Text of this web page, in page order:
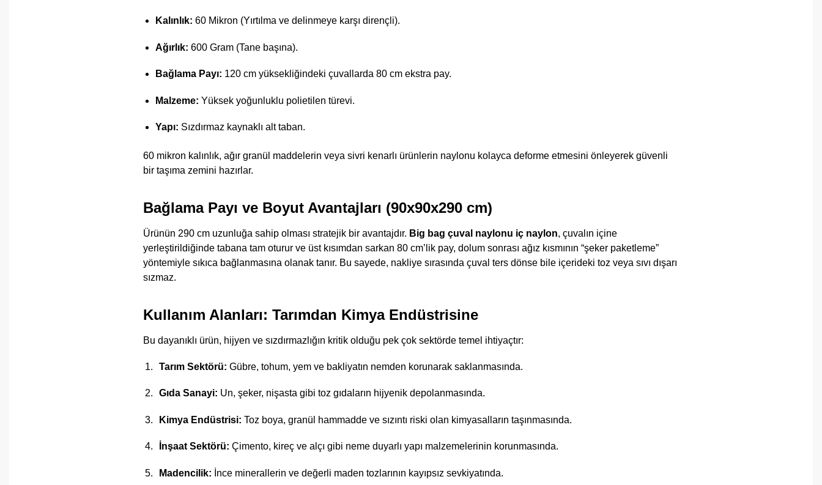
Kalınlık: 60 Mikron (Yırtılma ve delinmeye karşı dirençli).
Ağırlık: 600 Gram (Tane başına).
Bağlama Payı: 120 cm yüksekliğindeki çuvallarda 80 cm ekstra pay.
Malzeme: Yüksek yoğunluklu polietilen türevi.
Yapı: Sızdırmaz kaynaklı alt taban.
60 mikron kalınlık, ağır granül maddelerin veya sivri kenarlı ürünlerin naylonu kolayca deforme etmesini önleyerek güvenli
bir taşıma zemini hazırlar.
Bağlama Payı ve Boyut Avantajları (90x90x290 cm)
Ürünün 290 cm uzunluğa sahip olması stratejik bir avantajdır. Big bag çuval naylonu iç naylon, çuvalın içine
yerleştirildiğinde tabana tam oturur ve üst kısımdan sarkan 80 cm’lik pay, dolum sonrası ağız kısmının “şeker paketleme”
yöntemiyle sıkıca bağlanmasına olanak tanır. Bu sayede, nakliye sırasında çuval ters dönse bile içerideki toz veya sıvı dışarı
sızmaz.
Kullanım Alanları: Tarımdan Kimya Endüstrisine
Bu dayanıklı ürün, hijyen ve sızdırmazlığın kritik olduğu pek çok sektörde temel ihtiyaçtır:
Tarım Sektörü: Gübre, tohum, yem ve bakliyatın nemden korunarak saklanmasında.
Gıda Sanayi: Un, şeker, nişasta gibi toz gıdaların hijyenik depolanmasında.
Kimya Endüstrisi: Toz boya, granül hammadde ve sızıntı riski olan kimyasalların taşınmasında.
İnşaat Sektörü: Çimento, kireç ve alçı gibi neme duyarlı yapı malzemelerinin korunmasında.
Madencilik: İnce minerallerin ve değerli maden tozlarının kayıpsız sevkiyatında.